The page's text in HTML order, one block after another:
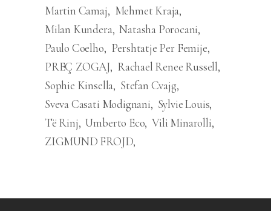
Martin Camaj
Mehmet Kraja
Milan Kundera Natasha Porocani
Paulo Coelho
Pershtatje Per Femije
PREÇ ZOGAJ
Rachael Renee Russell
Sophie Kinsella Stefan Cvajg
Sveva Casati Modignani
Sylvie Louis
Të Rinj Umberto Eco Vili Minarolli
ZIGMUND FROJD